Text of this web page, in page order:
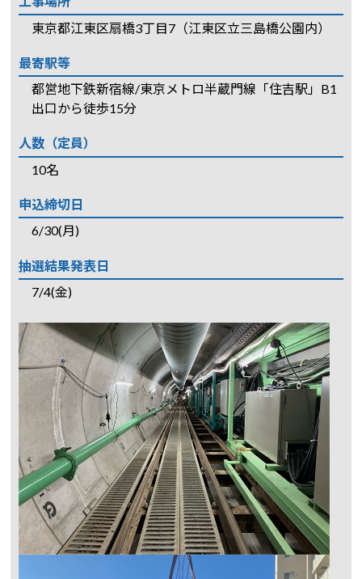
東京都江東区扇橋3丁目7（江東区立三島橋公園内）
最寄駅等
都営地下鉄新宿線/東京メトロ半蔵門線「住吉駅」B1
出口から徒歩15分
人数（定員）
10名
申込締切日
6/30(月)
抽選結果発表日
7/4(金)